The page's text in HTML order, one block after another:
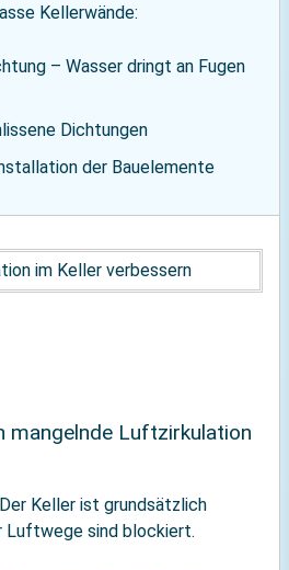
Kellerwände:
– Wasser dringt an Fugen
Dichtungen
der Bauelemente
mangelnde Luftzirkulation
Keller ist grundsätzlich
sind blockiert.